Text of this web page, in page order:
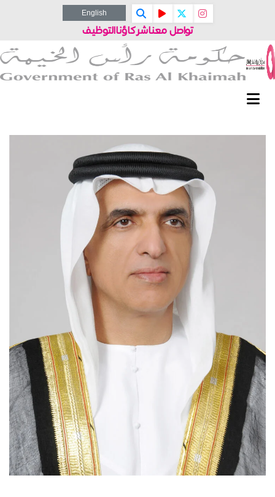
English
تواصل معناشركاؤناالتوظيف